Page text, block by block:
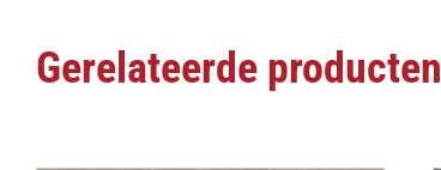
Gerelateerde producten